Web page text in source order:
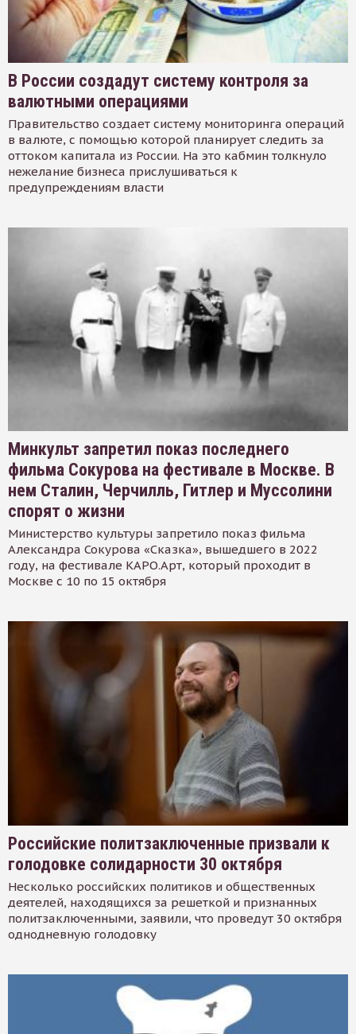
В России создадут систему контроля за
валютными операциями
Правительство создает систему мониторинга операций
в валюте, с помощью которой планирует следить за
оттоком капитала из России. На это кабмин толкнуло
нежелание бизнеса прислушиваться к
предупреждениям власти
Минкульт запретил показ последнего
фильма Сокурова на фестивале в Москве. В
нем Сталин, Черчилль, Гитлер и Муссолини
спорят о жизни
Министерство культуры запретило показ фильма
Александра Сокурова «Сказка», вышедшего в 2022
году, на фестивале КАРО.Арт, который проходит в
Москве с 10 по 15 октября
Российские политзаключенные призвали к
голодовке солидарности 30 октября
Несколько российских политиков и общественных
деятелей, находящихся за решеткой и признанных
политзаключенными, заявили, что проведут 30 октября
однодневную голодовку